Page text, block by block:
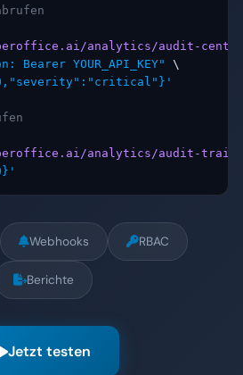
analytics/audit-
Bearer YOUR_API_KEY"
\
analytics/audit-trail"
Webhooks RBAC
Berichte
Jetzt testen